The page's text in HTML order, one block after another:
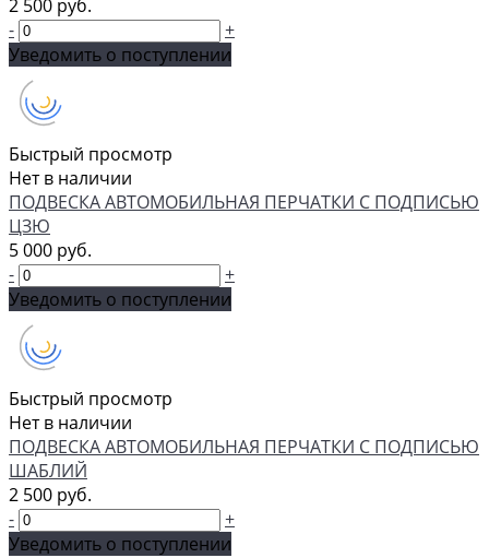
2 500 руб.
-
+
Уведомить о поступлении
Быстрый просмотр
Нет в наличии
ПОДВЕСКА АВТОМОБИЛЬНАЯ ПЕРЧАТКИ С ПОДПИСЬЮ
ЦЗЮ
5 000 руб.
-
+
Уведомить о поступлении
Быстрый просмотр
Нет в наличии
ПОДВЕСКА АВТОМОБИЛЬНАЯ ПЕРЧАТКИ С ПОДПИСЬЮ
ШАБЛИЙ
2 500 руб.
-
+
Уведомить о поступлении